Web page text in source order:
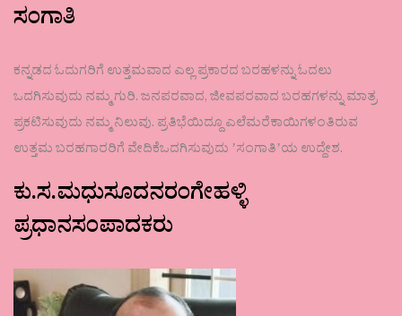
ಸಂಗಾತಿ
ಕನ್ನಡದ ಓದುಗರಿಗೆ ಉತ್ತಮವಾದ ಎಲ್ಲ ಪ್ರಕಾರದ ಬರಹಳನ್ನು ಓದಲು
ಒದಗಿಸುವುದು ನಮ್ಮ ಗುರಿ. ಜನಪರವಾದ, ಜೀವಪರವಾದ ಬರಹಗಳನ್ನು ಮಾತ್ರ
ಪ್ರಕಟಿಸುವುದು ನಮ್ಮ ನಿಲುವು. ಪ್ರತಿಭೆಯಿದ್ದೂ ಎಲೆಮರೆಕಾಯಿಗಳಂತಿರುವ
ಉತ್ತಮ ಬರಹಗಾರರಿಗೆ ವೇದಿಕೆಒದಗಿಸುವುದು ʼಸಂಗಾತಿʼಯ ಉದ್ದೇಶ.
ಕು.ಸ.ಮಧುಸೂದನರಂಗೇಹಳ್ಳಿ
ಪ್ರಧಾನಸಂಪಾದಕರು